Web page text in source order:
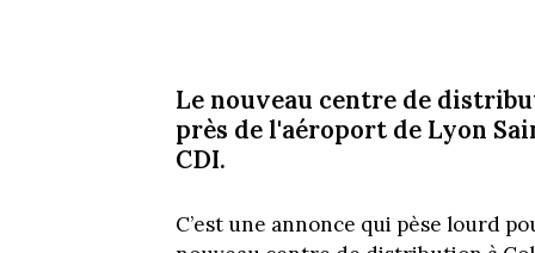
Le nouveau centre de
près de l'aéroport de Lyon
CDI.
C’est une annonce qui pèse lourd